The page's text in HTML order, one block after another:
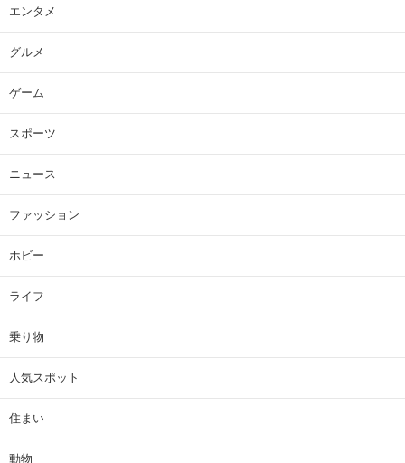
エンタメ
グルメ
ゲーム
スポーツ
ニュース
ファッション
ホビー
ライフ
乗り物
人気スポット
住まい
動物